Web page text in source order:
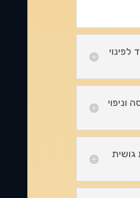
לפינוי
וניפוי
גושית